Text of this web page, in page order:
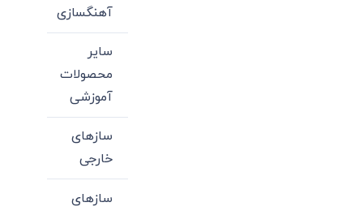
آهنگسازی
سایر
محصولات
آموزشی
سازهای
خارجی
سازهای